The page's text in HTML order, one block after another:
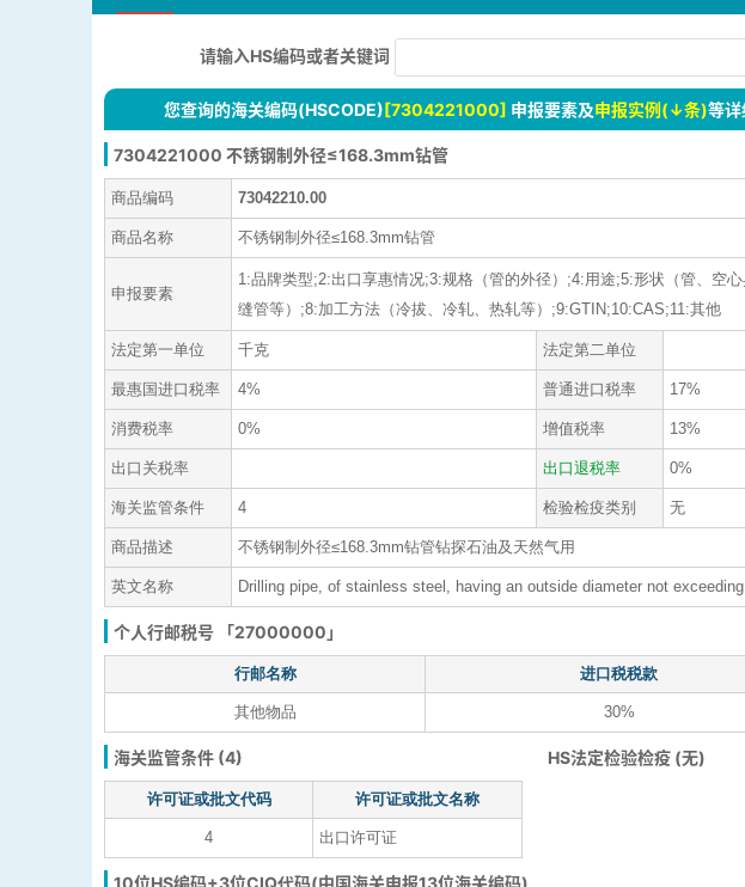
请输入HS编码或者关键词
您查询的海关编码(HSCODE)[7304221000] 申报要素及申报实例(↓条)等详
7304221000 不锈钢制外径≤168.3mm钻管
商品编码 73042210.00
商品名称 不锈钢制外径≤168.3mm钻管
申报要素
1:品牌类型;2:出口享惠情况;3:规格（管的外径）;4:用途;5:形状（管、空
缝管等）;8:加工方法（冷拔、冷轧、热轧等）;9:GTIN;10:CAS;11:其他
法定第一单位 千克 法定第二单位
最惠国进口税率 4% 普通进口税率 17%
消费税率 0% 增值税率 13%
出口关税率 出口退税率 0%
海关监管条件 4 检验检疫类别 无
商品描述 不锈钢制外径≤168.3mm钻管钻探石油及天然气用
英文名称 Drilling pipe, of stainless steel, having an outside diameter not
个人行邮税号 「27000000」
行邮名称 进口税税款
其他物品 30%
海关监管条件 (4) HS法定检验检疫 (无)
许可证或批文代码 许可证或批文名称
4 出口许可证
10位HS编码+3位CIQ代码(中国海关申报13位海关编码)